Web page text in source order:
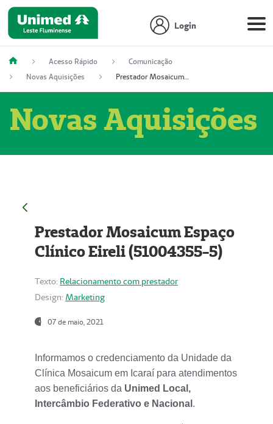
Login
Acesso Rápido
Comunicação
Novas Aquisições
Prestador Mosaicum Espaço Clínico Eireli (51004355-5)
Novas Aquisições
Prestador Mosaicum Espaço
Clínico Eireli (51004355-5)
Texto: Relacionamento com prestador
Design: Marketing
07 de maio, 2021
Informamos o credenciamento da Unidade da
Clínica Mosaicum em Icaraí para atendimentos
aos beneficiários da Unimed Local,
Intercâmbio Federativo e Nacional .